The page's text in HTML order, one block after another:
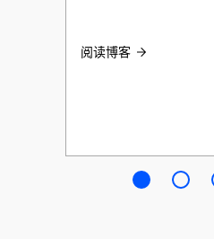
阅读博客